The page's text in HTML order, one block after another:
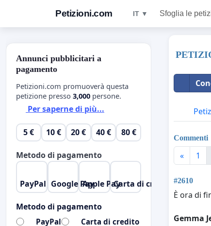
Petizioni.com IT ▼ Sfoglia le
Commenti
« 1
#2610
È ora di
Gemma
Annunci pubblicitari a
pagamento
Petizioni.com promuoverà questa
petizione presso 3,000 persone.
Per saperne di più...
5 € 10 € 20 € 40 € 80 €
Metodo di pagamento
PayPal Google PayApple PayCarta di credito
Metodo di pagamento
PayPal Carta di credito